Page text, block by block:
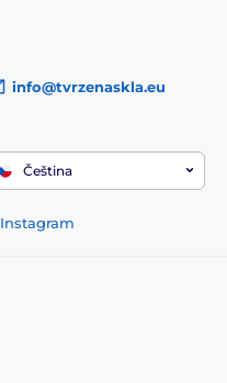
info@tvrzenaskla.eu
Čeština
Instagram